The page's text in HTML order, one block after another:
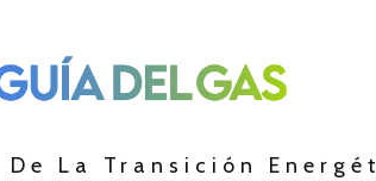
La Transición